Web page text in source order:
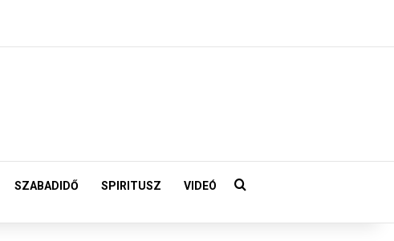
SZABADIDŐ SPIRITUSZ VIDEÓ Keresés: